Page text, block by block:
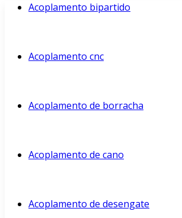
Acoplamento bipartido
Acoplamento cnc
Acoplamento de borracha
Acoplamento de cano
Acoplamento de desengate